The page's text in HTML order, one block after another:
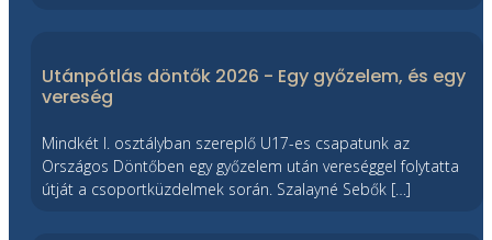
Utánpótlás döntők 2026 - Egy győzelem, és egy
vereség
Mindkét I. osztályban szereplő U17-es csapatunk az
Országos Döntőben egy győzelem után vereséggel folytatta
útját a csoportküzdelmek során. Szalayné Sebők […]